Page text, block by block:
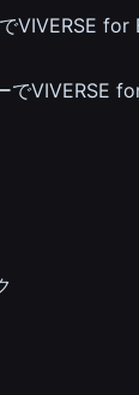
VIVERSE for
でVIVERSE